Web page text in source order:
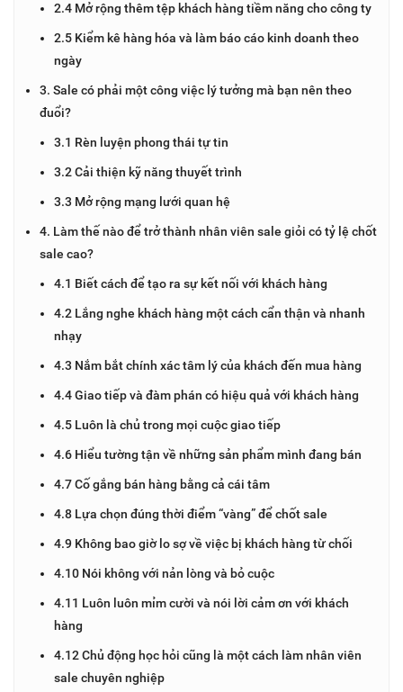
2.4 Mở rộng thêm tệp khách hàng tiềm năng cho công ty
2.5 Kiểm kê hàng hóa và làm báo cáo kinh doanh theo
ngày
3. Sale có phải một công việc lý tưởng mà bạn nên theo
đuổi?
3.1 Rèn luyện phong thái tự tin
3.2 Cải thiện kỹ năng thuyết trình
3.3 Mở rộng mạng lưới quan hệ
4. Làm thế nào để trở thành nhân viên sale giỏi có tỷ lệ chốt
sale cao?
4.1 Biết cách để tạo ra sự kết nối với khách hàng
4.2 Lắng nghe khách hàng một cách cẩn thận và nhanh
nhạy
4.3 Nắm bắt chính xác tâm lý của khách đến mua hàng
4.4 Giao tiếp và đàm phán có hiệu quả với khách hàng
4.5 Luôn là chủ trong mọi cuộc giao tiếp
4.6 Hiểu tường tận về những sản phẩm mình đang bán
4.7 Cố gắng bán hàng bằng cả cái tâm
4.8 Lựa chọn đúng thời điểm “vàng” để chốt sale
4.9 Không bao giờ lo sợ về việc bị khách hàng từ chối
4.10 Nói không với nản lòng và bỏ cuộc
4.11 Luôn luôn mỉm cười và nói lời cảm ơn với khách
hàng
4.12 Chủ động học hỏi cũng là một cách làm nhân viên
sale chuyên nghiệp